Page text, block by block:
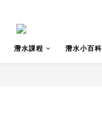
潛水課程 潛水小百科